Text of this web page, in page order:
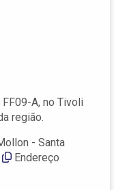
A, no Tivoli
região.
- Santa
Endereço